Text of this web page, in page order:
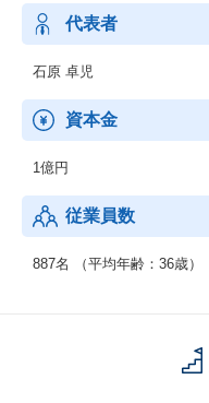
代表者
石原 卓児
資本金
1億円
従業員数
887名 （平均年齢：36歳）